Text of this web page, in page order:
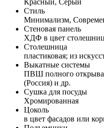
Стиль
Минимализм,
Стеновая панель
ХДФ в цвет
Столешница
пластиковая; из
Выкатные системы
ПВШ полного
(Россия) и др.
Сушка для посуды
Хромированная
Цоколь
в цвет фасадов или